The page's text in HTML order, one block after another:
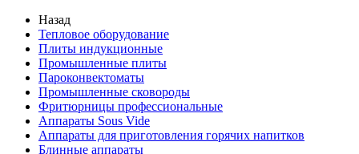
Назад
Тепловое оборудование
Плиты индукционные
Промышленные плиты
Пароконвектоматы
Промышленные сковороды
Фритюрницы профессиональные
Аппараты Sous Vide
Аппараты для приготовления горячих напитков
Блинные аппараты